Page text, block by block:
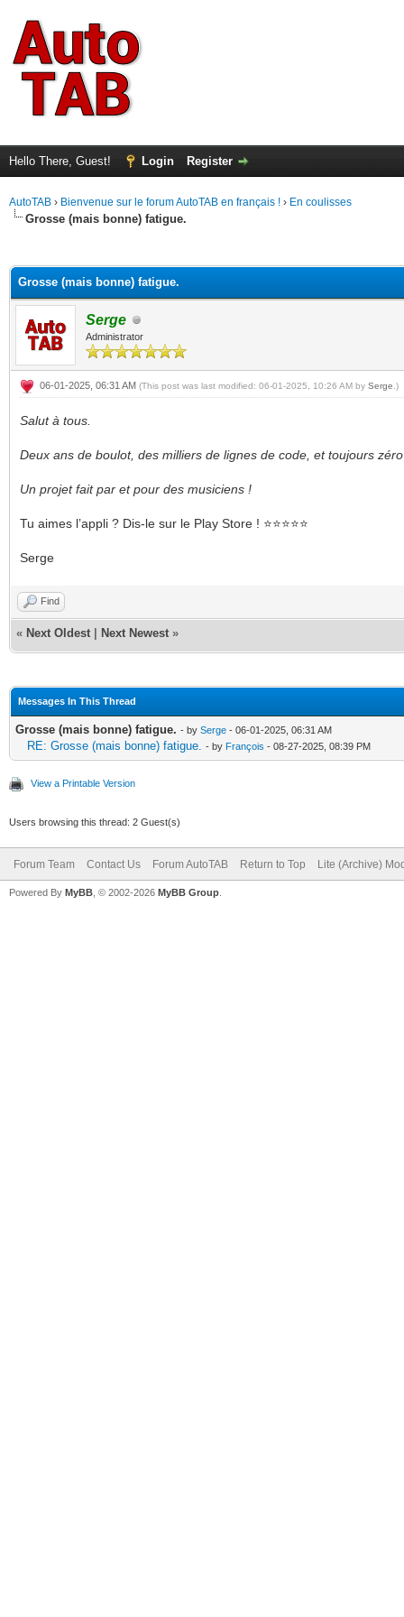
Hello There, Guest! Login Register
AutoTAB › Bienvenue sur le forum AutoTAB en français ! › En coulisses
Grosse (mais bonne) fatigue.
Grosse (mais bonne) fatigue.
Serge
Administrator
06-01-2025, 06:31 AM (This post was last modified: 06-01-2025, 10:26 AM by Serge .)
Salut à tous.
Deux ans de boulot, des milliers de lignes de code, et toujours
Un projet fait par et pour des musiciens !
Tu aimes l’appli ? Dis-le sur le Play Store ! ⭐⭐⭐⭐⭐
Serge
Find
« Next Oldest Next Newest »
Messages In This Thread
Grosse (mais bonne) fatigue. - by Serge - 06-01-2025, 06:31 AM
RE: Grosse (mais bonne) fatigue. - by François - 08-27-2025, 08:39 PM
View a Printable Version
Users browsing this thread: 2 Guest(s)
Forum Team Contact Us Forum AutoTAB Return to Top Lite (Archive)
Powered By MyBB , © 2002-2026 MyBB Group